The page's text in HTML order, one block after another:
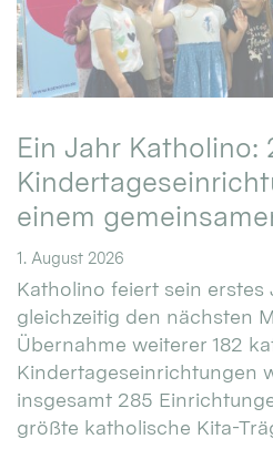
Ein Jahr Katholino:
einem
1. August 2026
Katholino feiert sein
gleichzeitig den nächsten
Übernahme weiterer 182
Kindertageseinrichtungen
insgesamt 285
größte katholische Kita-